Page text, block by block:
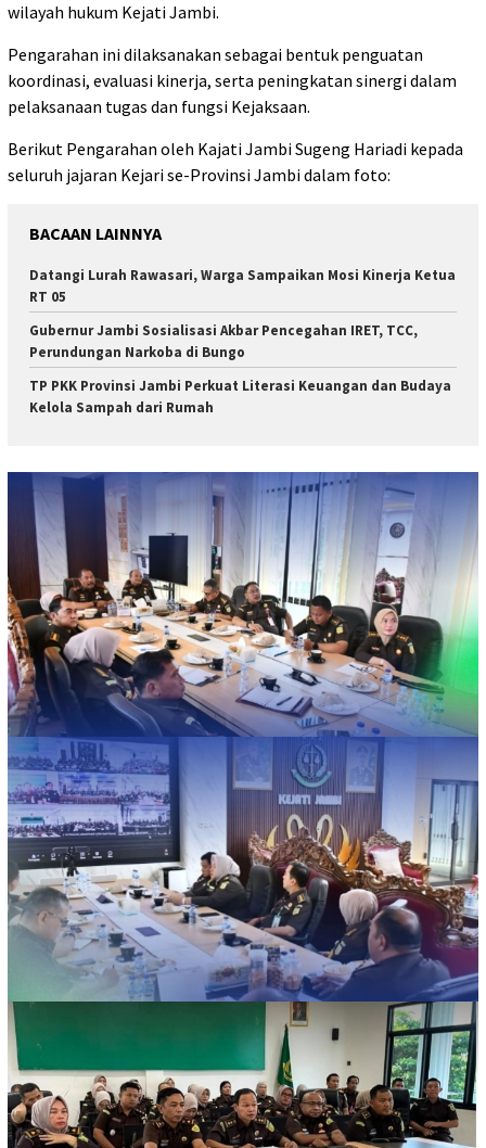
wilayah hukum Kejati Jambi.
Pengarahan ini dilaksanakan sebagai bentuk penguatan
koordinasi, evaluasi kinerja, serta peningkatan sinergi dalam
pelaksanaan tugas dan fungsi Kejaksaan.
Berikut Pengarahan oleh Kajati Jambi Sugeng Hariadi kepada
seluruh jajaran Kejari se-Provinsi Jambi dalam foto:
BACAAN LAINNYA
Datangi Lurah Rawasari, Warga Sampaikan Mosi Kinerja Ketua
RT 05
Gubernur Jambi Sosialisasi Akbar Pencegahan IRET, TCC,
Perundungan Narkoba di Bungo
TP PKK Provinsi Jambi Perkuat Literasi Keuangan dan Budaya
Kelola Sampah dari Rumah